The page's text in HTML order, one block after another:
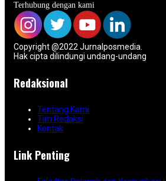
Terhubung dengan kami
Copyright @2022 Jurnalposmedia.
Hak cipta dilindungi undang-undang
Redaksional
Tentang Kami
Tim Redaksi
Kontak
Link Penting